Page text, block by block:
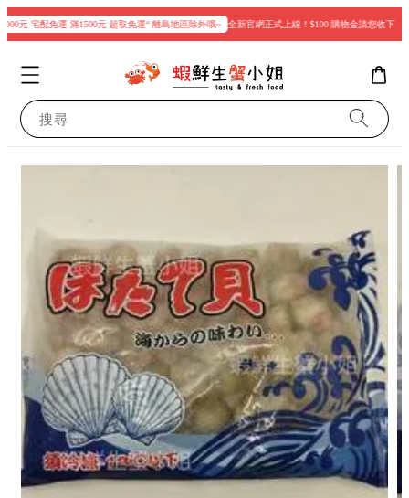
元 宅配免運 滿1500元 超取免運“ 離島地區除外哦~ 全新官網正式上線！$100 購物金請您收下
搜尋